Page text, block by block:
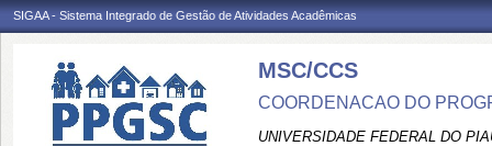
SIGAA - Sistema Integrado de Gestão de Atividades Acadêmicas
MSC/CCS
COORDENACAO DO
UNIVERSIDADE FEDERAL DO